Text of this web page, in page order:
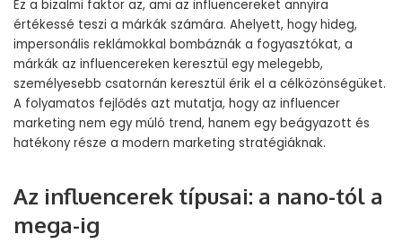
Ez a bizalmi faktor az, ami az influencereket annyira
értékessé teszi a márkák számára. Ahelyett, hogy hideg,
impersonális reklámokkal bombáznák a fogyasztókat, a
márkák az influencereken keresztül egy melegebb,
személyesebb csatornán keresztül érik el a célközönségüket.
A folyamatos fejlődés azt mutatja, hogy az influencer
marketing nem egy múló trend, hanem egy beágyazott és
hatékony része a modern marketing stratégiáknak.
Az influencerek típusai: a nano-tól a
mega-ig